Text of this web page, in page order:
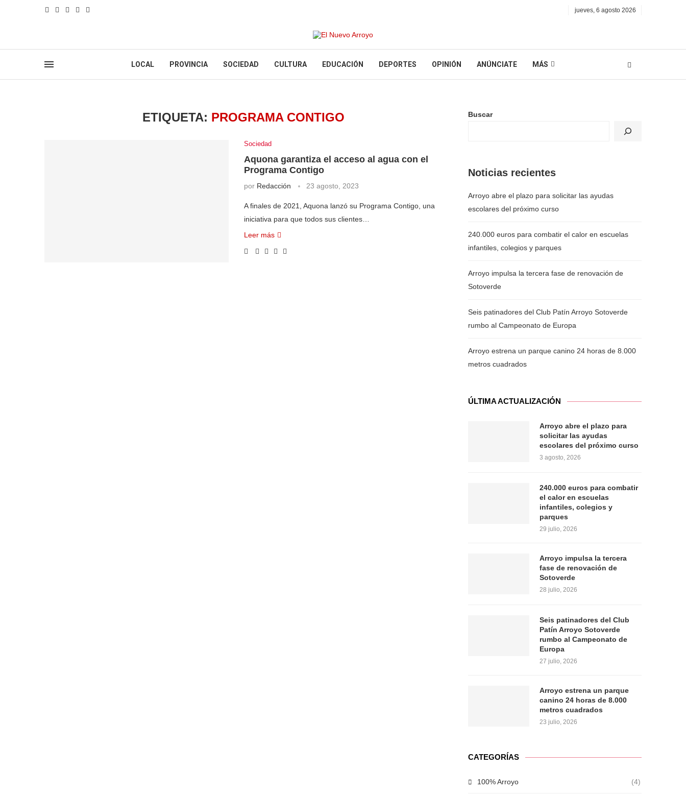
jueves, 6 agosto 2026
LOCAL PROVINCIA SOCIEDAD CULTURA EDUCACIÓN DEPORTES OPINIÓN ANÚNCIATE MÁS
ETIQUETA: PROGRAMA CONTIGO
Sociedad
Aquona garantiza el acceso al agua con el
Programa Contigo
por Redacción 23 agosto, 2023
A finales de 2021, Aquona lanzó su Programa Contigo, una
iniciativa para que todos sus clientes…
Leer más
Buscar
Noticias recientes
Arroyo abre el plazo para solicitar las ayudas
escolares del próximo curso
240.000 euros para combatir el calor en escuelas
infantiles, colegios y parques
Arroyo impulsa la tercera fase de renovación de
Sotoverde
Seis patinadores del Club Patín Arroyo Sotoverde
rumbo al Campeonato de Europa
Arroyo estrena un parque canino 24 horas de 8.000
metros cuadrados
ÚLTIMA ACTUALIZACIÓN
Arroyo abre el plazo para
solicitar las ayudas
escolares del próximo curso
3 agosto, 2026
240.000 euros para combatir
el calor en escuelas
infantiles, colegios y
parques
29 julio, 2026
Arroyo impulsa la tercera
fase de renovación de
Sotoverde
28 julio, 2026
Seis patinadores del Club
Patín Arroyo Sotoverde
rumbo al Campeonato de
Europa
27 julio, 2026
Arroyo estrena un parque
canino 24 horas de 8.000
metros cuadrados
23 julio, 2026
CATEGORÍAS
100% Arroyo (4)